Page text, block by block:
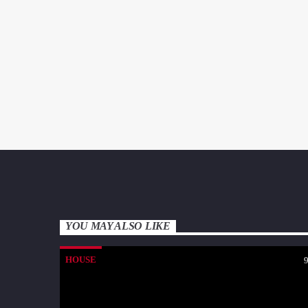
YOU MAY ALSO LIKE
HOUSE 9